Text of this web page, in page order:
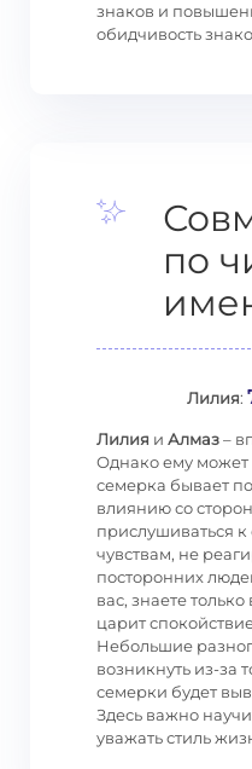
знаков и
обидчивость
по
Лилия:
Лилия и Алмаз–
Однако ему может
семерка бывает
влиянию со
прислушиваться к
чувствам, не
посторонних
вас, знаете
царит
Небольшие
возникнуть из-за
семерки будет
Здесь важно
уважать стиль